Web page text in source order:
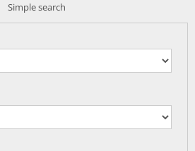
Simple search